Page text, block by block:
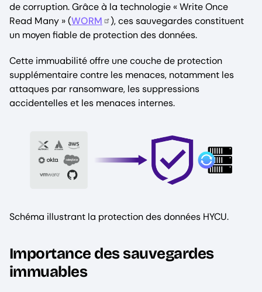
de corruption. Grâce à la technologie « Write Once
Read Many » (WORM
), ces sauvegardes constituent
un moyen fiable de protection des données.
Cette immuabilité offre une couche de protection
supplémentaire contre les menaces, notamment les
attaques par ransomware, les suppressions
accidentelles et les menaces internes.
Schéma illustrant la protection des données HYCU.
Importance des sauvegardes
immuables